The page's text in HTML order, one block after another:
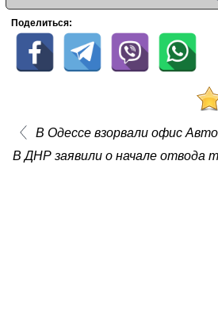
Поделиться:
В Одессе взорвали офис
В ДНР заявили о начале отвода